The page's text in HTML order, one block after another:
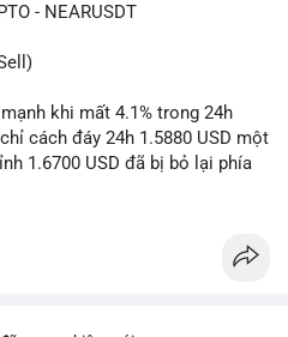
- NEARUSDT
khi mất 4.1% trong 24h
cách đáy 24h 1.5880 USD một
1.6700 USD đã bị bỏ lại phía
giao dịch 10.29 triệu NEAR